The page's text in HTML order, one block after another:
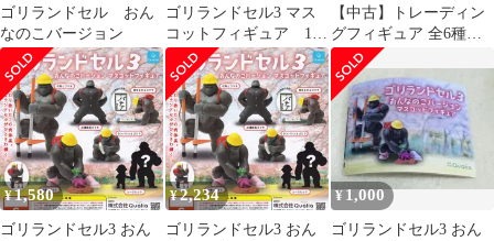
ゴリランドセル おん
なのこバージョン
ゴリランドセル3 マス
コットフィギュア 1
種 1点 シークレッ
ト ガチャガチャ
【中古】トレーディン
グフィギュア 全6種セ
ット 「ゴリランドセル
おんなのこバージョン
マスコットフィギュア
2」
¥1,580
ゴリランドセル3 おん
¥2,234
ゴリランドセル3 おん
¥1,000
ゴリランドセル3 おん